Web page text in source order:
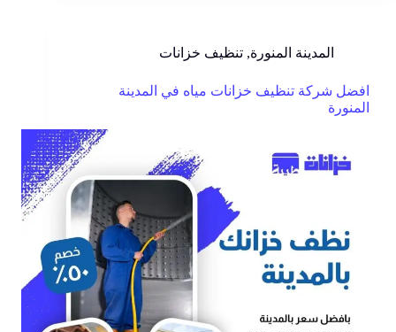
المدينة المنورة, تنظيف خزانات
افضل شركة تنظيف خزانات مياه في المدينة
المنورة